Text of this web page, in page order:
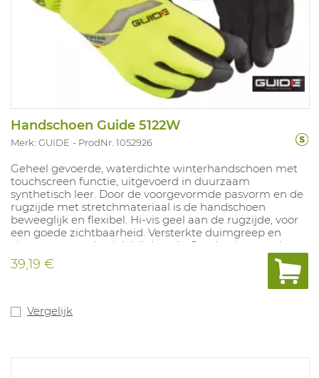
Handschoen Guide 5122W
Merk: GUIDE ProdNr. 1052926
Geheel gevoerde, waterdichte winterhandschoen met
touchscreen functie, uitgevoerd in duurzaam
synthetisch leer. Door de voorgevormde pasvorm en de
rugzijde met stretchmateriaal is de handschoen
beweeglijk en flexibel. Hi-vis geel aan de rugzijde, voor
een goede zichtbaarheid. Versterkte duimgreep en
vingertoppen, elastiek bij de pols. Goede girp zowel op
droge als natte oppervlakken. Maten: 7-12.
39,19 €
Vergelijk